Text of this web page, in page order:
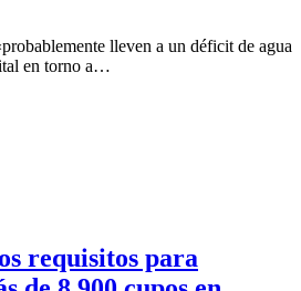
lleven a un déficit de agua
en torno a…
requisitos para